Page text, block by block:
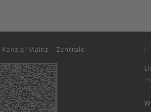
Kanzlei Mainz – Zentrale –